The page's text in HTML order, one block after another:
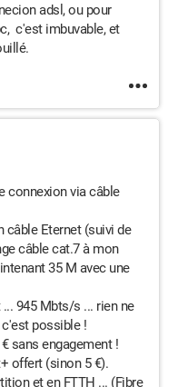
adsl, ou pour
c'est imbuvable, et
connexion via câble
câble Eternet (suivi de
câble cat.7 à mon
35 M avec une
945 Mbts/s ... rien ne
possible !
sans engagement !
offert (sinon 5 €).
et en FTTH ... (Fibre